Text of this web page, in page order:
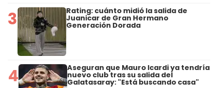
3 Rating: cuánto midió la salida de
Juanicar de Gran Hermano
Generación Dorada
4 Aseguran que Mauro Icardi ya tendría
nuevo club tras su salida del
Galatasaray: "Está buscando casa"